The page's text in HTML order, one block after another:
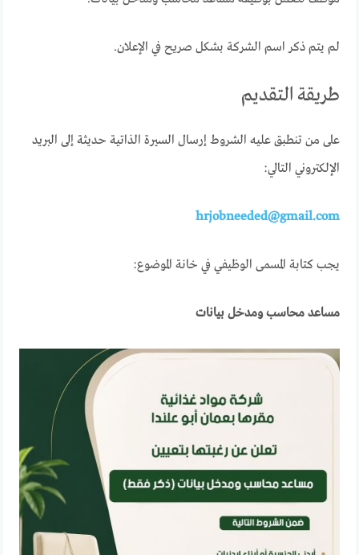
لم يتم ذكر اسم الشركة بشكل صريح في الإعلان.
طريقة التقديم
على من تنطبق عليه الشروط إرسال السيرة الذاتية حديثة إلى البريد
الإلكتروني التالي:
hrjobneeded@gmail.com
يجب كتابة المسمى الوظيفي في خانة الموضوع:
مساعد محاسب ومدخل بيانات